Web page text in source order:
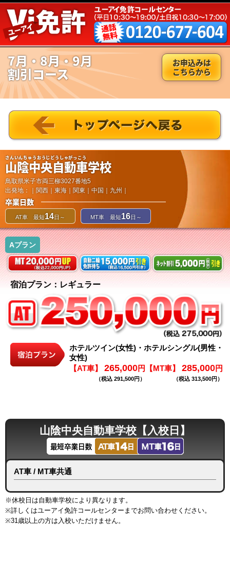
7月・8月・9月
割引コース
お申込みは
こちらから
さんいんちゅうおうじどうしゃがっこう
山陰中央自動車学校
鳥取県米子市両三柳3027番地5
出発地：｜関西｜東海｜関東｜中国｜九州｜
卒業日数
AT車 最短14日～ MT車 最短16日～
Aプラン
宿泊プラン：レギュラー
ホテルツイン(女性)・ホテルシングル(男性・
女性)
【AT車】 265,000円
（税込 291,500円）
【MT車】 285,000円
（税込 313,500円）
山陰中央自動車学校【入校日】
AT車 / MT車共通
※休校日は自動車学校により異なります。
※詳しくはユーアイ免許コールセンターまでお問い合わせください。
※31歳以上の方は入校いただけません。